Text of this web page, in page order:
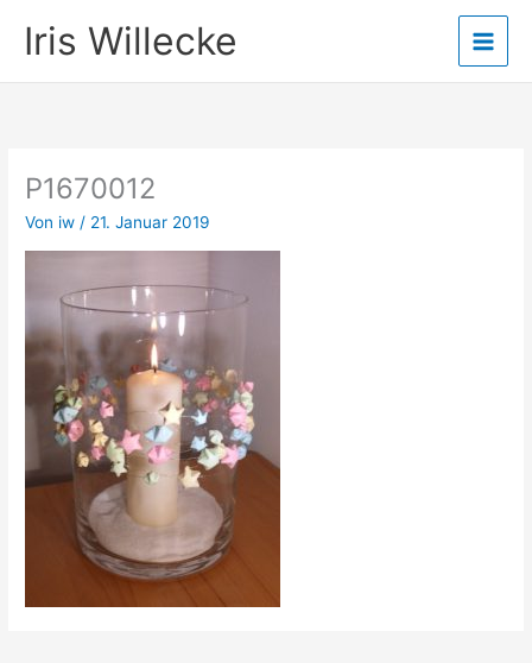
InhaltIris Willecke
P1670012
Von iw / 21. Januar 2019